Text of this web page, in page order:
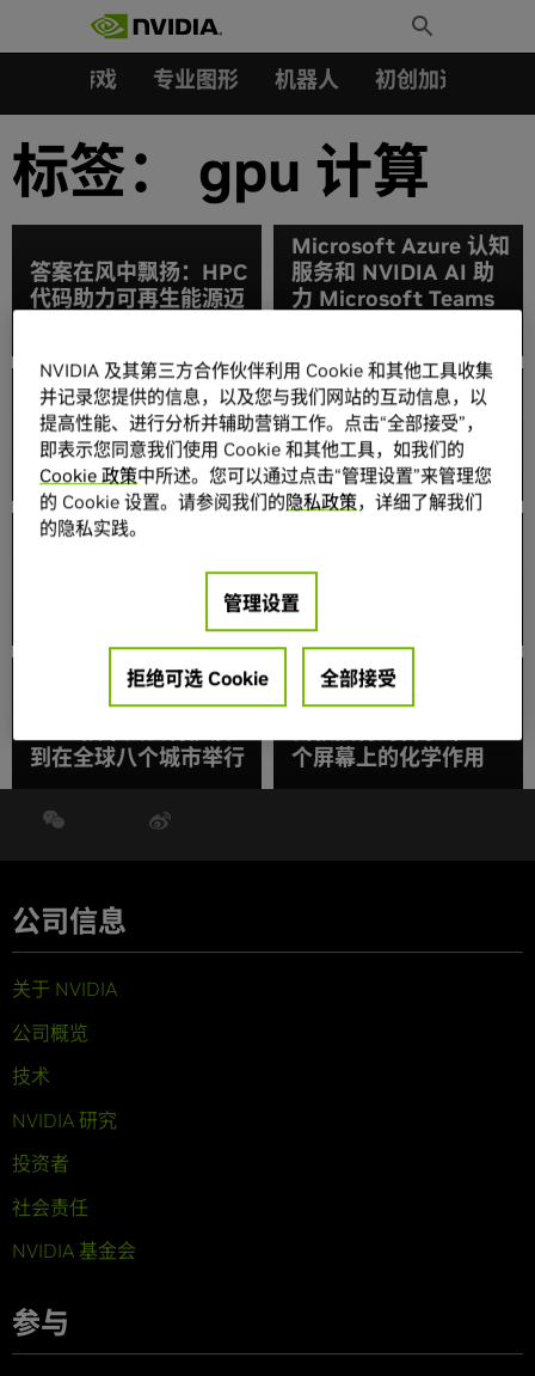
Toggle
Search
游戏 专业图形 机器人 初创加速会员成
标签： gpu 计算
答案在风中飘扬：HPC
代码助力可再生能源迈
Microsoft Azure 认知
服务和 NVIDIA AI 助
力 Microsoft Teams
极快速度：研究人员采
用全球运行速度超快的
AI 超级计算机
先声夺人：顶尖 OEM
厂商发布全球首批用于
NVIDIA 认证系统这项
开创先河的认证计划标
志着全球首批加速服务
器通过测试，能够用于
机器学习和分析。
黄仁勋：AI Is Eating
快儿童成长问题的诊断
速度
到在全球八个城市举行
个屏幕上的化学作用
公司信息
关于 NVIDIA
公司概览
技术
NVIDIA 研究
投资者
社会责任
NVIDIA 基金会
参与
NVIDIA 及其第三方合作伙伴利用 Cookie 和其他工具收集
并记录您提供的信息，以及您与我们网站的互动信息，以
提高性能、进行分析并辅助营销工作。点击“全部接受”，
即表示您同意我们使用 Cookie 和其他工具，如我们的
Cookie 政策中所述。您可以通过点击“管理设置”来管理您
的 Cookie 设置。请参阅我们的隐私政策，详细了解我们
的隐私实践。
管理设置
拒绝可选 Cookie 全部接受